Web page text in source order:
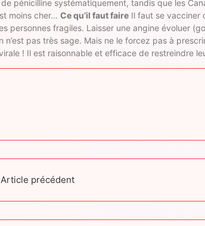
pénicilline systématiquement, tandis que les
moins cher… Ce qu’il faut faire Il faut se vacciner
personnes fragiles. Laisser une angine évoluer
n’est pas très sage. Mais ne le forcez pas à
! Il est raisonnable et efficace de restreindre
Article précédent